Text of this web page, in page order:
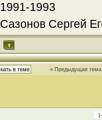
1991-1993
Сазонов Сергей
« Предыдущая тема